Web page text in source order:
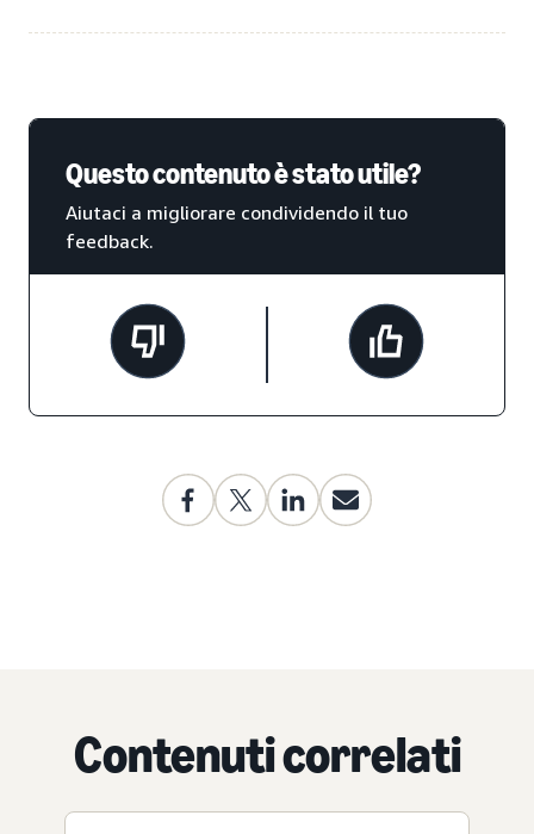
Questo contenuto è stato utile?
Aiutaci a migliorare condividendo il tuo
feedback.
Contenuti correlati